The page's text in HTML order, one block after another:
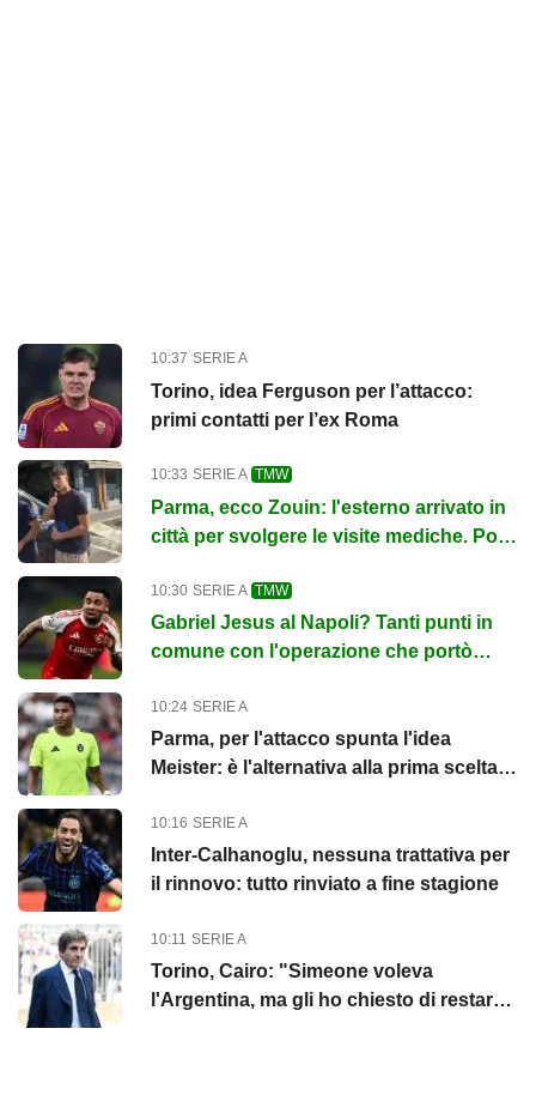
10:37 SERIE A
Torino, idea Ferguson per l’attacco:
primi contatti per l’ex Roma
10:33 SERIE A TMW
Parma, ecco Zouin: l'esterno arrivato in
città per svolgere le visite mediche. Poi
10:30 SERIE A TMW
Gabriel Jesus al Napoli? Tanti punti in
comune con l'operazione che portò
10:24 SERIE A
Parma, per l'attacco spunta l'idea
Meister: è l'alternativa alla prima scelta
10:16 SERIE A
Inter-Calhanoglu, nessuna trattativa per
il rinnovo: tutto rinviato a fine stagione
10:11 SERIE A
Torino, Cairo: "Simeone voleva
l'Argentina, ma gli ho chiesto di restare